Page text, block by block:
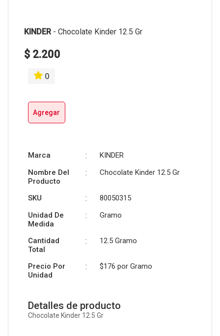
KINDER- Chocolate Kinder 12.5 Gr
$ 2.200
0
Agregar
Marca :
KINDER
Nombre Del
Producto
: Chocolate Kinder 12.5 Gr
SKU :
80050315
Unidad De
Medida
: Gramo
Cantidad
Total
: 12.5 Gramo
Precio Por
Unidad
: $176 por Gramo
Detalles de producto
Chocolate Kinder 12.5 Gr